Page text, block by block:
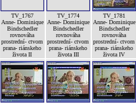
TV_1767
Anne- Dominique
Bindschedler
rovnováha
prostrední- ctvom
prana- riánskeho
života II
TV_1774
Anne- Dominique
Bindschedler
rovnováha
prostrední- ctvom
prana- riánskeho
života III
TV_1781
Anne- Dominique
Bindschedler
rovnováha
prostrední- ctvom
prana- riánskeho
života IV